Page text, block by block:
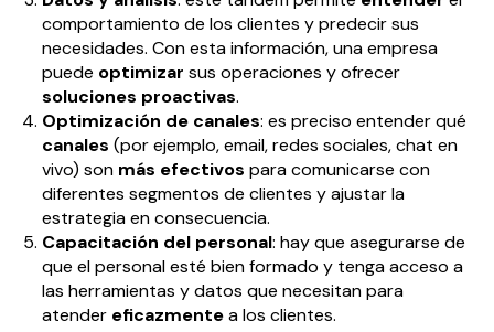
comportamiento de los clientes y predecir sus
necesidades. Con esta información, una empresa
puede optimizar sus operaciones y ofrecer
soluciones proactivas.
Optimización de canales: es preciso entender qué
canales (por ejemplo, email, redes sociales, chat en
vivo) son más efectivos para comunicarse con
diferentes segmentos de clientes y ajustar la
estrategia en consecuencia.
Capacitación del personal: hay que asegurarse de
que el personal esté bien formado y tenga acceso a
las herramientas y datos que necesitan para
atender eficazmentea los clientes.